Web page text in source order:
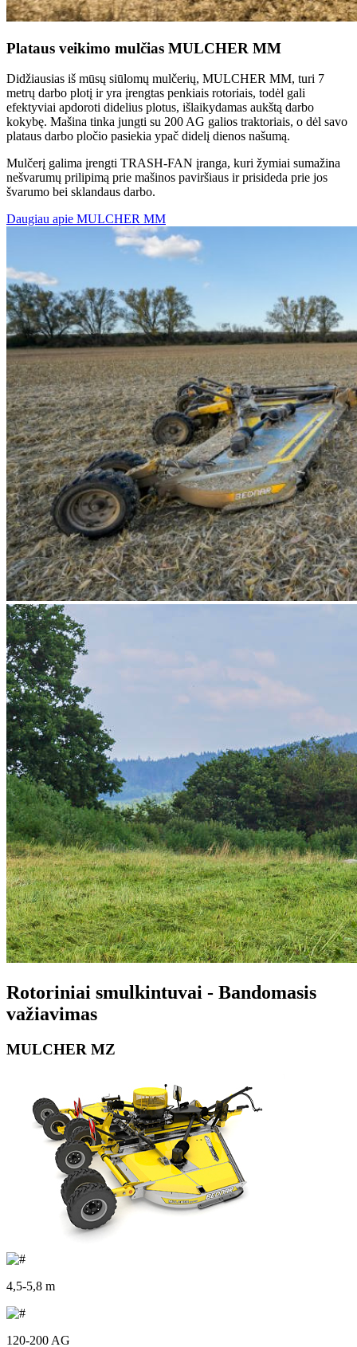
Plataus veikimo mulčias MULCHER MM
Didžiausias iš mūsų siūlomų mulčerių, MULCHER MM, turi 7
metrų darbo plotį ir yra įrengtas penkiais rotoriais, todėl gali
efektyviai apdoroti didelius plotus, išlaikydamas aukštą darbo
kokybę. Mašina tinka jungti su 200 AG galios traktoriais, o dėl savo
plataus darbo pločio pasiekia ypač didelį dienos našumą.
Mulčerį galima įrengti TRASH-FAN įranga, kuri žymiai sumažina
nešvarumų prilipimą prie mašinos paviršiaus ir prisideda prie jos
švarumo bei sklandaus darbo.
Daugiau apie MULCHER MM
Rotoriniai smulkintuvai - Bandomasis
važiavimas
MULCHER MZ
4,5-5,8 m
120-200 AG